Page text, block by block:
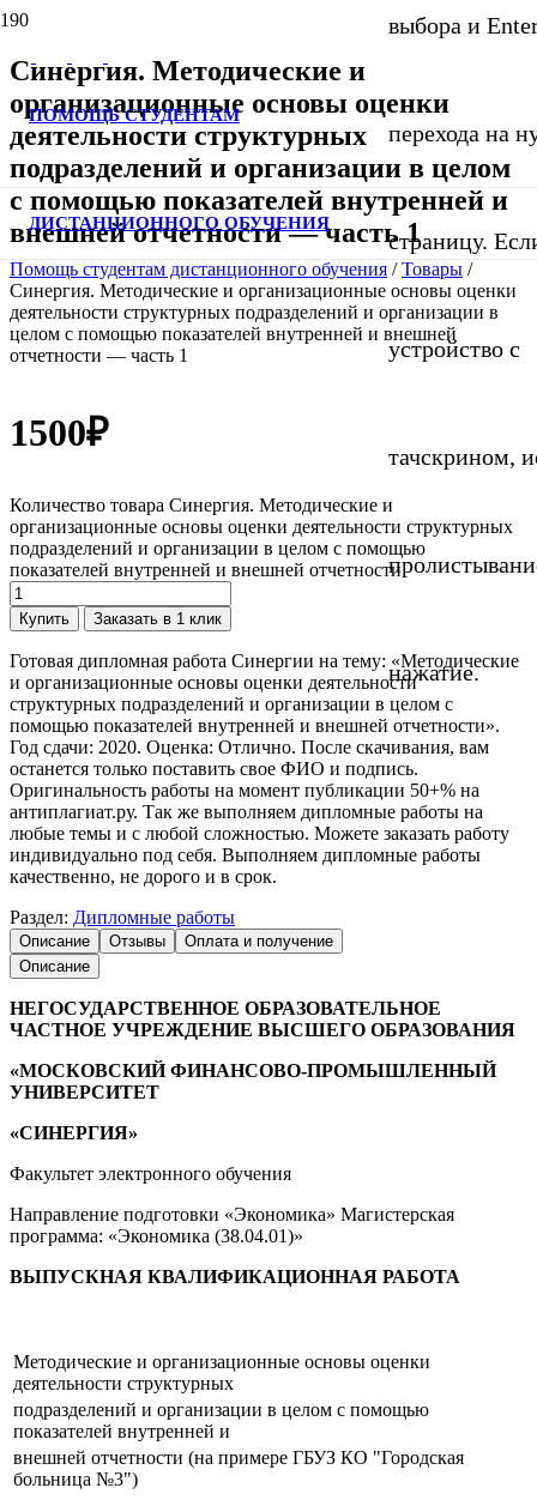
ПОМОЩЬ СТУДЕНТАМ
ДИСТАНЦИОННОГО ОБУЧЕНИЯ
выбора и
перехода на
страницу.
устройство с
тачскрином,
нажатие.
Синергия. Методические и
организационные основы оценки
деятельности структурных
подразделений и организации в целом
с помощью показателей внутренней и
внешней отчетности — часть 1
Помощь студентам дистанционного обучения /Товары /
Синергия. Методические и организационные основы оценки
деятельности структурных подразделений и организации в
целом с помощью показателей внутренней и внешней
отчетности — часть 1
1500₽
Количество товара Синергия. Методические и
организационные основы оценки деятельности структурных
подразделений и организации в целом с помощью
показателей внутренней и внешней отчетности
Купить Заказать в 1 клик
Готовая дипломная работа Синергии на тему: «Методические
и организационные основы оценки деятельности
структурных подразделений и организации в целом с
помощью показателей внутренней и внешней отчетности».
Год сдачи: 2020. Оценка: Отлично. После скачивания, вам
останется только поставить свое ФИО и подпись.
Оригинальность работы на момент публикации 50+% на
антиплагиат.ру. Так же выполняем дипломные работы на
любые темы и с любой сложностью. Можете заказать работу
индивидуально под себя. Выполняем дипломные работы
качественно, не дорого и в срок.
Раздел: Дипломные работы
Описание Отзывы
Оплата и получение
Описание
НЕГОСУДАРСТВЕННОЕ ОБРАЗОВАТЕЛЬНОЕ
ЧАСТНОЕ УЧРЕЖДЕНИЕ ВЫСШЕГО ОБРАЗОВАНИЯ
«МОСКОВСКИЙ ФИНАНСОВО-ПРОМЫШЛЕННЫЙ
УНИВЕРСИТЕТ
«СИНЕРГИЯ»
Факультет электронного обучения
Направление подготовки «Экономика» Магистерская
программа: «Экономика (38.04.01)»
ВЫПУСКНАЯ КВАЛИФИКАЦИОННАЯ РАБОТА
Методические и организационные основы оценки
деятельности структурных
подразделений и организации в целом с помощью
показателей внутренней и
внешней отчетности (на примере ГБУЗ КО "Городская
больница №3")